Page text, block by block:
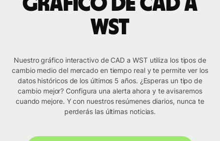
WST
Nuestro gráfico interactivo de CAD a WST utiliza los tipos de
cambio medio del mercado en tiempo real y te permite ver los
datos históricos de los últimos 5 años. ¿Esperas un tipo de
cambio mejor? Configura una alerta ahora y te avisaremos
cuando mejore. Y con nuestros resúmenes diarios, nunca te
perderás las últimas noticias.